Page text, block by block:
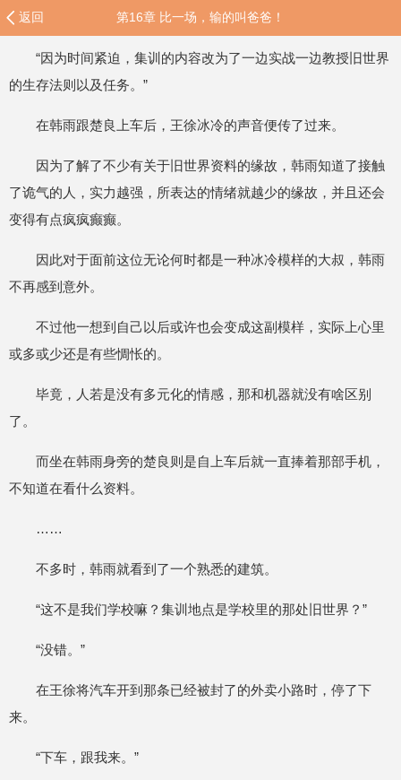
返回 第16章 比一场，输的叫爸爸！
“因为时间紧迫，集训的内容改为了一边实战一边教授旧世界
的生存法则以及任务。”
在韩雨跟楚良上车后，王徐冰冷的声音便传了过来。
因为了解了不少有关于旧世界资料的缘故，韩雨知道了接触
了诡气的人，实力越强，所表达的情绪就越少的缘故，并且还会
变得有点疯疯癫癫。
因此对于面前这位无论何时都是一种冰冷模样的大叔，韩雨
不再感到意外。
不过他一想到自己以后或许也会变成这副模样，实际上心里
或多或少还是有些惆怅的。
毕竟，人若是没有多元化的情感，那和机器就没有啥区别
了。
而坐在韩雨身旁的楚良则是自上车后就一直捧着那部手机，
不知道在看什么资料。
……
不多时，韩雨就看到了一个熟悉的建筑。
“这不是我们学校嘛？集训地点是学校里的那处旧世界？”
“没错。”
在王徐将汽车开到那条已经被封了的外卖小路时，停了下
来。
“下车，跟我来。”